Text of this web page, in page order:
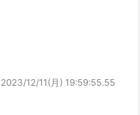
2023/12/11(月) 19:59:55.55